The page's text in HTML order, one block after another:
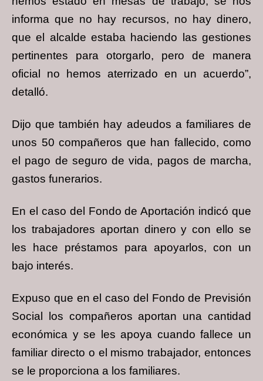
informa que no hay recursos, no hay dinero,
que el alcalde estaba haciendo las gestiones
pertinentes para otorgarlo, pero de manera
oficial no hemos aterrizado en un acuerdo”,
detalló.
Dijo que también hay adeudos a familiares de
unos 50 compañeros que han fallecido, como
el pago de seguro de vida, pagos de marcha,
gastos funerarios.
En el caso del Fondo de Aportación indicó que
los trabajadores aportan dinero y con ello se
les hace préstamos para apoyarlos, con un
bajo interés.
Expuso que en el caso del Fondo de Previsión
Social los compañeros aportan una cantidad
económica y se les apoya cuando fallece un
familiar directo o el mismo trabajador, entonces
se le proporciona a los familiares.